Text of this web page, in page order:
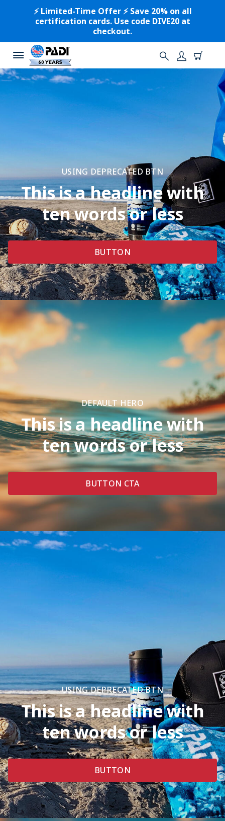
⚡️ Limited-Time Offer ⚡️ Save 20% on all
certification cards. Use code DIVE20 at
checkout.
USING DEPRECATED BTN
This is a headline with
ten words or less
BUTTON
DEFAULT HERO
This is a headline with
ten words or less
BUTTON CTA
USING DEPRECATED BTN
This is a headline with
ten words or less
BUTTON